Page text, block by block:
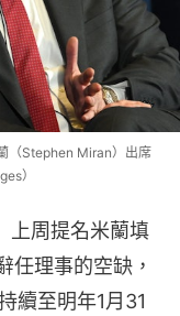
（Stephen Miran）出席
）
上周提名米蘭填
任理事的空缺，
續至明年1月31